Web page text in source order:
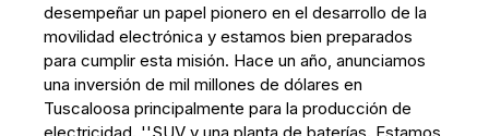
desempeñar un papel pionero en el desarrollo de la
movilidad electrónica y estamos bien preparados
para cumplir esta misión. Hace un año, anunciamos
una inversión de mil millones de dólares en
Tuscaloosa principalmente para la producción de